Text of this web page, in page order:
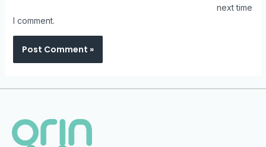
next time
I comment.